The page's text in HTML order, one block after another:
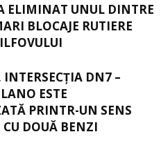
ELIMINAT UNUL DINTRE
BLOCAJE RUTIERE
INTERSECŢIA DN7 –
ESTE
PRINTR-UN SENS
DOUĂ BENZI